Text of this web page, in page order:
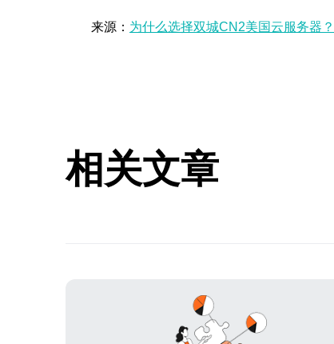
来源： 为什么选择双城CN2美国云服务器？
相关文章